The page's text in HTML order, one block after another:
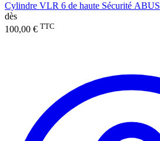
Cylindre VLR 6 de haute Sécurité ABUS
dès
100,00 € TTC